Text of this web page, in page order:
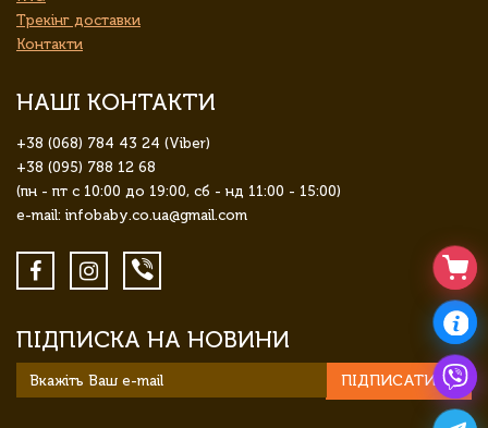
Трекінг доставки
Контакти
НАШІ КОНТАКТИ
+38 (068) 784 43 24 (Viber)
+38 (095) 788 12 68
(пн - пт с 10:00 до 19:00, сб - нд 11:00 - 15:00)
e-mail: infobaby.co.ua@gmail.com
ПІДПИСКА НА НОВИНИ
ПІДПИСАТИСЯ